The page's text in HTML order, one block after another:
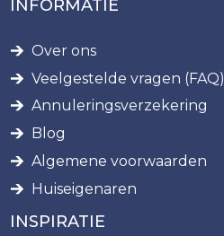
INFORMATIE
Over ons
Veelgestelde vragen (FAQ)
Annuleringsverzekering
Blog
Algemene voorwaarden
Huiseigenaren
INSPIRATIE